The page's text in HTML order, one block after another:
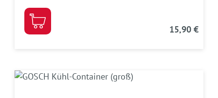
15,90 €